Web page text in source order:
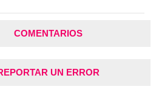
COMENTARIOS
UN ERROR